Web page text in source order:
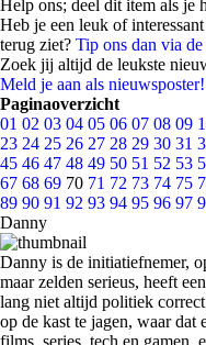
Help ons; deel dit item als je
Heb je een leuk of
terug ziet? Tip ons dan via
Zoek jij altijd de leukste
Meld je aan als nieuwsposter!
Paginaoverzicht
01 02 03 04 05 06 07 08 09
23 24 25 26 27 28 29 30 31
45 46 47 48 49 50 51 52 53
67 68 69 70 71 72 73 74 75
89 90 91 92 93 94 95 96 97
Danny
Danny is de initiatiefnemer,
maar zelden serieus, heeft
lang niet altijd politiek correct
op de kast te jagen, waar
films, series, tech en gamen,